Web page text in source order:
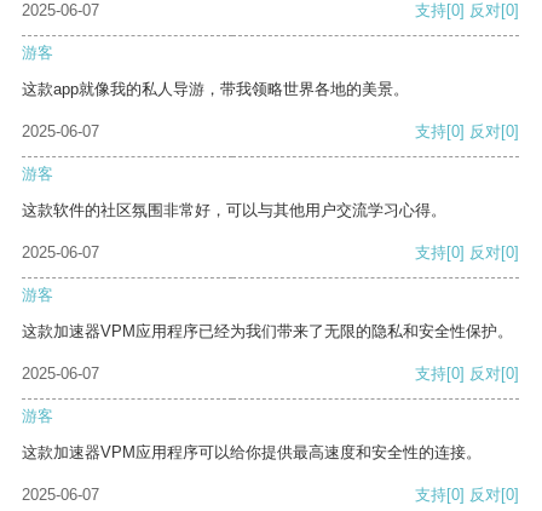
2025-06-07 支持[0] 反对[0]
游客
这款app就像我的私人导游，带我领略世界各地的美景。
2025-06-07 支持[0] 反对[0]
游客
这款软件的社区氛围非常好，可以与其他用户交流学习心得。
2025-06-07 支持[0] 反对[0]
游客
这款加速器VPM应用程序已经为我们带来了无限的隐私和安全性保护。
2025-06-07 支持[0] 反对[0]
游客
这款加速器VPM应用程序可以给你提供最高速度和安全性的连接。
2025-06-07 支持[0] 反对[0]